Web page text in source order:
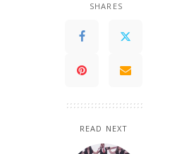
SHARES
READ NEXT